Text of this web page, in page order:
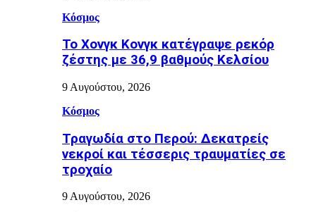
Κόσμος
Το Χονγκ Κονγκ κατέγραψε ρεκόρ
ζέστης με 36,9 βαθμούς Κελσίου
9 Αυγούστου, 2026
Κόσμος
Τραγωδία στο Περού: Δεκατρείς
νεκροί και τέσσερις τραυματίες σε
τροχαίο
9 Αυγούστου, 2026